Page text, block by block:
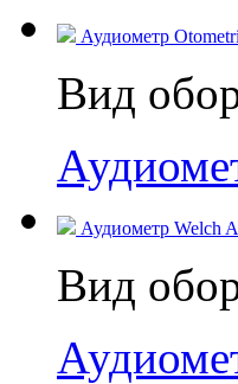
Аудиометр
Вид
Аудиометр Welch
Вид